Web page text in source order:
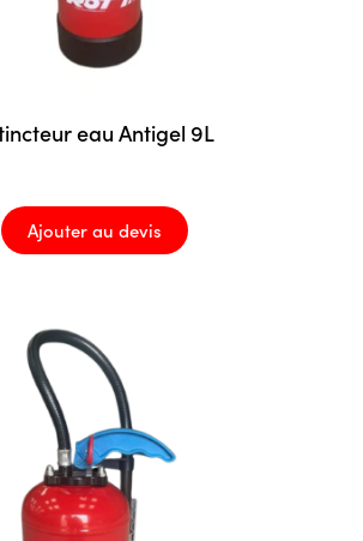
eau Antigel 9L
Ajouter au devis